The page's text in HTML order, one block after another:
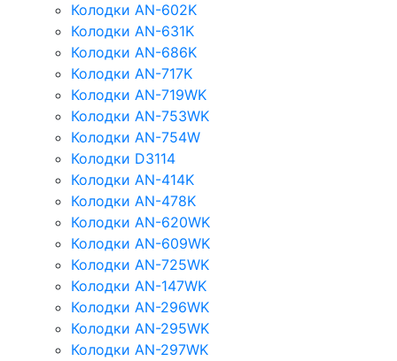
Колодки AN-602K
Колодки AN-631K
Колодки AN-686K
Колодки AN-717K
Колодки AN-719WK
Колодки AN-753WK
Колодки AN-754W
Колодки D3114
Колодки AN-414K
Колодки AN-478K
Колодки AN-620WK
Колодки AN-609WK
Колодки AN-725WK
Колодки AN-147WK
Колодки AN-296WK
Колодки AN-295WK
Колодки AN-297WK